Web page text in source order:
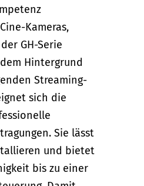
Kameras,
GH-Serie
Hintergrund
Streaming-
sich die
Sie lässt
und bietet
bis zu einer